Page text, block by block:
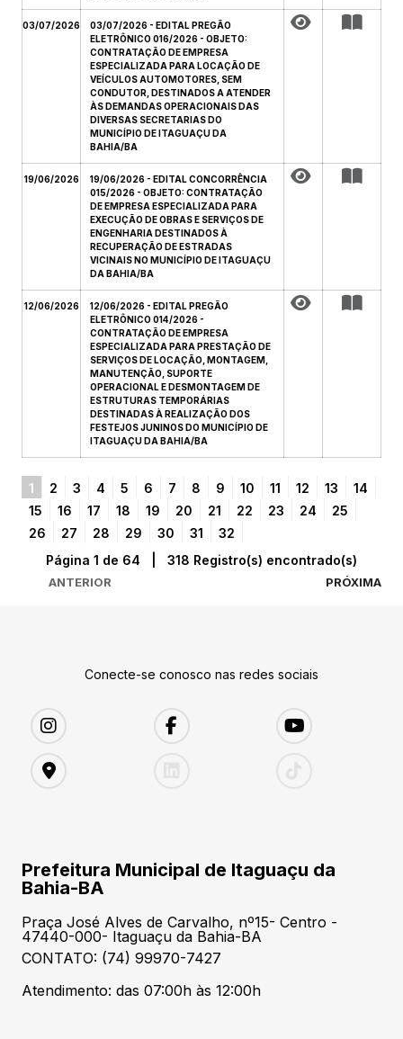
03/07/2026
03/07/2026 - EDITAL PREGÃO
ELETRÔNICO 016/2026 - OBJETO:
CONTRATAÇÃO DE EMPRESA
ESPECIALIZADA PARA LOCAÇÃO DE
VEÍCULOS AUTOMOTORES, SEM
CONDUTOR, DESTINADOS A ATENDER
ÀS DEMANDAS OPERACIONAIS DAS
DIVERSAS SECRETARIAS DO
MUNICÍPIO DE ITAGUAÇU DA
BAHIA/BA
19/06/2026
19/06/2026 - EDITAL CONCORRÊNCIA
015/2026 - OBJETO: CONTRATAÇÃO
DE EMPRESA ESPECIALIZADA PARA
EXECUÇÃO DE OBRAS E SERVIÇOS DE
ENGENHARIA DESTINADOS À
RECUPERAÇÃO DE ESTRADAS
VICINAIS NO MUNICÍPIO DE ITAGUAÇU
DA BAHIA/BA
12/06/2026
12/06/2026 - EDITAL PREGÃO
ELETRÔNICO 014/2026 -
CONTRATAÇÃO DE EMPRESA
ESPECIALIZADA PARA PRESTAÇÃO DE
SERVIÇOS DE LOCAÇÃO, MONTAGEM,
MANUTENÇÃO, SUPORTE
OPERACIONAL E DESMONTAGEM DE
ESTRUTURAS TEMPORÁRIAS
DESTINADAS À REALIZAÇÃO DOS
FESTEJOS JUNINOS DO MUNICÍPIO DE
ITAGUAÇU DA BAHIA/BA
1 2 3 4 5 6 7 8 9 10 11 12 13
14
15
16 17 18 19 20 21 22 23 24
25
26
27 28 29 30 31 32
ANTERIOR
Página 1 de 64 | 318 Registro(s) encontrado(s)
PRÓXIMA
Conecte-se conosco nas redes sociais
Prefeitura Municipal de Itaguaçu da
Bahia-BA
Praça José Alves de Carvalho, nº15- Centro -
47440-000- Itaguaçu da Bahia-BA
CONTATO: (74) 99970-7427
Atendimento: das 07:00h às 12:00h